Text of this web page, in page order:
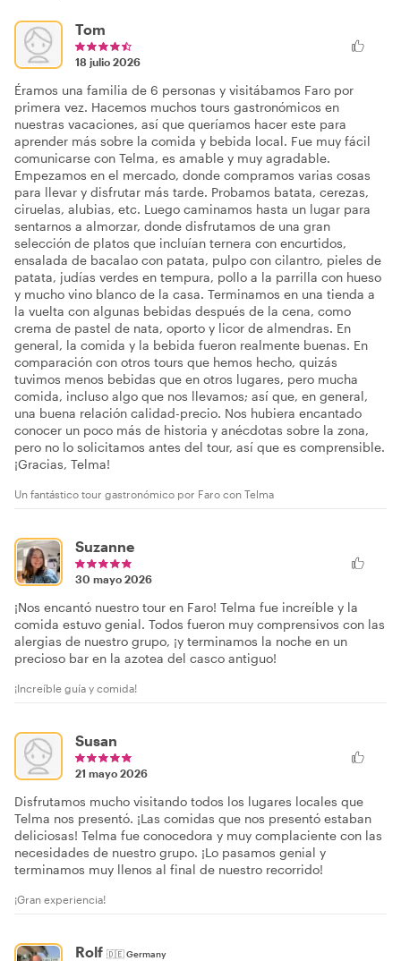
Tom
18 julio 2026
Éramos una familia de 6 personas y visitábamos Faro por
primera vez. Hacemos muchos tours gastronómicos en
nuestras vacaciones, así que queríamos hacer este para
aprender más sobre la comida y bebida local. Fue muy fácil
comunicarse con Telma, es amable y muy agradable.
Empezamos en el mercado, donde compramos varias cosas
para llevar y disfrutar más tarde. Probamos batata, cerezas,
ciruelas, alubias, etc. Luego caminamos hasta un lugar para
sentarnos a almorzar, donde disfrutamos de una gran
selección de platos que incluían ternera con encurtidos,
ensalada de bacalao con patata, pulpo con cilantro, pieles de
patata, judías verdes en tempura, pollo a la parrilla con hueso
y mucho vino blanco de la casa. Terminamos en una tienda a
la vuelta con algunas bebidas después de la cena, como
crema de pastel de nata, oporto y licor de almendras. En
general, la comida y la bebida fueron realmente buenas. En
comparación con otros tours que hemos hecho, quizás
tuvimos menos bebidas que en otros lugares, pero mucha
comida, incluso algo que nos llevamos; así que, en general,
una buena relación calidad-precio. Nos hubiera encantado
conocer un poco más de historia y anécdotas sobre la zona,
pero no lo solicitamos antes del tour, así que es comprensible.
¡Gracias, Telma!
Un fantástico tour gastronómico por Faro con Telma
Suzanne
30 mayo 2026
¡Nos encantó nuestro tour en Faro! Telma fue increíble y la
comida estuvo genial. Todos fueron muy comprensivos con las
alergias de nuestro grupo, ¡y terminamos la noche en un
precioso bar en la azotea del casco antiguo!
¡Increíble guía y comida!
Susan
21 mayo 2026
Disfrutamos mucho visitando todos los lugares locales que
Telma nos presentó. ¡Las comidas que nos presentó estaban
deliciosas! Telma fue conocedora y muy complaciente con las
necesidades de nuestro grupo. ¡Lo pasamos genial y
terminamos muy llenos al final de nuestro recorrido!
¡Gran experiencia!
Rolf 🇩🇪Germany